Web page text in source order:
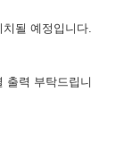
될 예정입니다.
출력 부탁드립니